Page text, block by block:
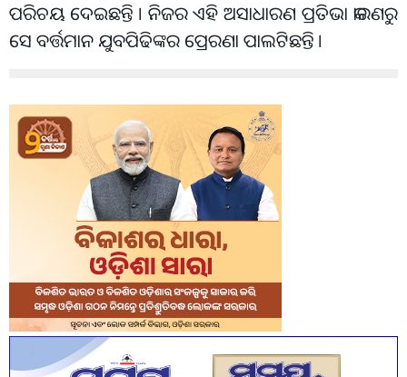
ପରିଚୟ ଦେଇଛନ୍ତି । ନିଜର ଏହି ଅସାଧାରଣ ପ୍ରତିଭା କାରଣରୁ
ସେ ବର୍ତ୍ତମାନ ଯୁବପିଢିଙ୍କର ପ୍ରେରଣା ପାଲଟିଛନ୍ତି ।